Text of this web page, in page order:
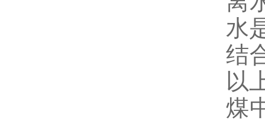
水
结
以
煤